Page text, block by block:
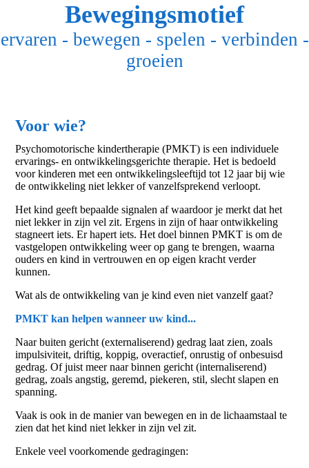
Bewegingsmotief
ervaren - bewegen - spelen - verbinden -
groeien
Voor wie?
Psychomotorische kindertherapie (PMKT) is een individuele
ervarings- en ontwikkelingsgerichte therapie. Het is bedoeld
voor kinderen met een ontwikkelingsleeftijd tot 12 jaar bij wie
de ontwikkeling niet lekker of vanzelfsprekend verloopt.
Het kind geeft bepaalde signalen af waardoor je merkt dat het
niet lekker in zijn vel zit. Ergens in zijn of haar ontwikkeling
stagneert iets. Er hapert iets. Het doel binnen PMKT is om de
vastgelopen ontwikkeling weer op gang te brengen, waarna
ouders en kind in vertrouwen en op eigen kracht verder
kunnen.
Wat als de ontwikkeling van je kind even niet vanzelf gaat?
PMKT kan helpen wanneer uw kind...
Naar buiten gericht (externaliserend) gedrag laat zien, zoals
impulsiviteit, driftig, koppig, overactief, onrustig of onbesuisd
gedrag. Of juist meer naar binnen gericht (internaliserend)
gedrag, zoals angstig, geremd, piekeren, stil, slecht slapen en
spanning.
Vaak is ook in de manier van bewegen en in de lichaamstaal te
zien dat het kind niet lekker in zijn vel zit.
Enkele veel voorkomende gedragingen: